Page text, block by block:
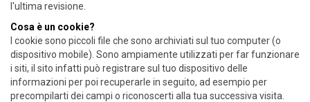
l'ultima revisione.
Cosa è un cookie?
I cookie sono piccoli file che sono archiviati sul tuo computer (o
dispositivo mobile). Sono ampiamente utilizzati per far funzionare
i siti, il sito infatti può registrare sul tuo dispositivo delle
informazioni per poi recuperarle in seguito, ad esempio per
precompilarti dei campi o riconoscerti alla tua successiva visita.